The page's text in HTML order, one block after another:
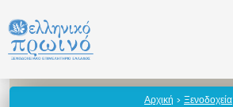
σε
περιεχόμενο
Αρχική > Ξενοδοχεία